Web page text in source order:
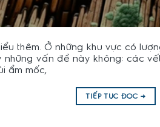
thêm. Ở những khu vực có
vấn đề này không: các
ẩm mốc,
TIẾP TỤC ĐỌC→